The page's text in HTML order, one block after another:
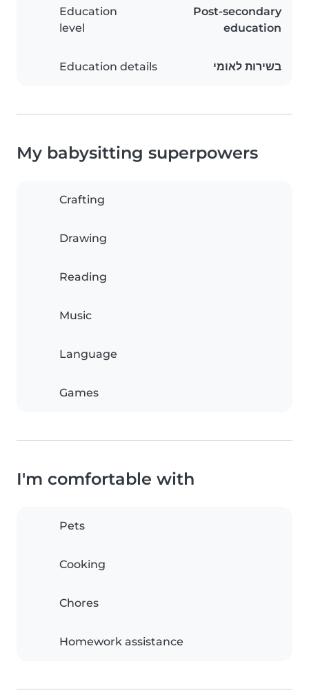
Education
level
Post-secondary
education
Education details בשירות לאומי
My babysitting superpowers
Crafting
Drawing
Reading
Music
Language
Games
I'm comfortable with
Pets
Cooking
Chores
Homework assistance